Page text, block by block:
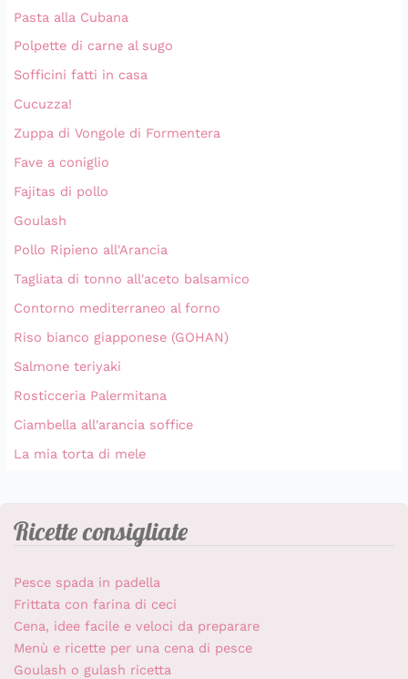
Pasta alla Cubana
Polpette di carne al sugo
Sofficini fatti in casa
Cucuzza!
Zuppa di Vongole di Formentera
Fave a coniglio
Fajitas di pollo
Goulash
Pollo Ripieno all'Arancia
Tagliata di tonno all'aceto balsamico
Contorno mediterraneo al forno
Riso bianco giapponese (GOHAN)
Salmone teriyaki
Rosticceria Palermitana
Ciambella all'arancia soffice
La mia torta di mele
Ricette consigliate
Pesce spada in padella
Frittata con farina di ceci
Cena, idee facile e veloci da preparare
Menù e ricette per una cena di pesce
Goulash o gulash ricetta